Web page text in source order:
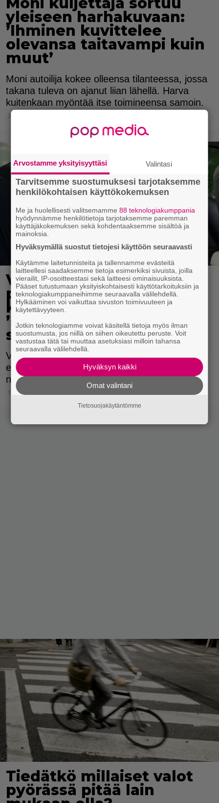
yleiseen harhakuvaan:
’Ihminen kuvittelee
olevansa taitavampi kuin
muut’
Moni autoilija kokee olleensa tilanteessa, jossa
takana tuleva on ajanut liian lähellä. Harva
kuitenkaan myöntää itse toimineensa samoin.
3.11.2025 14:15
Valvonta paljasti
puutteita lasten
kuljettamisessa autossa:
’Onnettomuuden
sattuessa hinta on kova’
Valvonnassa havaittiin pahoja rikkeitä ja
eriasteisia puutteita turvalaitteiden kuntoon tai
niiden kiinnitykseen liittyen.
16.10.2025 14:15
Tiedätkö millaiset valot
pyörässä pitää lain
Arvostamme yksityisyyttäsi Valintasi
Tarvitsemme suostumuksesi tarjotaksemme
henkilökohtaisen käyttökokemuksen
Me ja huolellisesti valitsemamme88 teknologiakumppania
hyödynnämme henkilötietoja tarjotaksemme paremman
käyttäjäkokemuksen sekä kohdentaaksemme sisältöä ja
mainoksia.
Hyväksymällä suostut tietojesi käyttöön seuraavasti
Käytämme laitetunnisteita ja tallennamme evästeitä
laitteellesi saadaksemme tietoja esimerkiksi sivuista, joilla
vierailit, IP-osoitteestasi sekä laitteesi ominaisuuksista.
Pääset tutustumaan yksityiskohtaisesti käyttötarkoituksiin ja
teknologiakumppaneihimme seuraavalla välilehdellä.
Hylkääminen voi vaikuttaa sivuston toimivuuteen ja
käytettävyyteen.
Jotkin teknologiamme voivat käsitellä tietoja myös ilman
suostumusta, jos niillä on siihen oikeutettu peruste. Voit
vastustaa tätä tai muuttaa asetuksiasi milloin tahansa
seuraavalla välilehdellä.
Hyväksyn kaikki
Omat valintani
Tietosuojakäytäntömme